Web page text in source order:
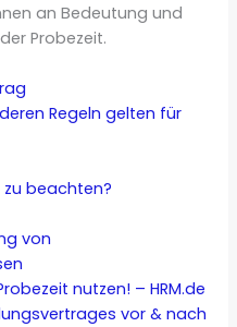
an Bedeutung und
Probezeit.
Regeln gelten für
beachten?
von
nutzen! – HRM.de
vor & nach